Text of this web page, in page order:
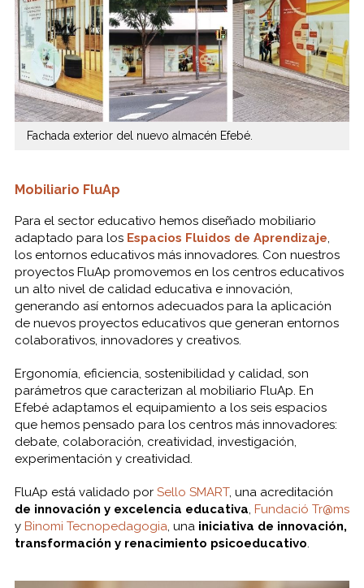
Fachada exterior del nuevo almacén Efebé.
Mobiliario FluAp
Para el sector educativo hemos diseñado mobiliario
adaptado para los Espacios Fluidos de Aprendizaje,
los entornos educativos más innovadores. Con nuestros
proyectos FluAp promovemos en los centros educativos
un alto nivel de calidad educativa e innovación,
generando así entornos adecuados para la aplicación
de nuevos proyectos educativos que generan entornos
colaborativos, innovadores y creativos.
Ergonomía, eficiencia, sostenibilidad y calidad, son
parámetros que caracterizan al mobiliario FluAp. En
Efebé adaptamos el equipamiento a los seis espacios
que hemos pensado para los centros más innovadores:
debate, colaboración, creatividad, investigación,
experimentación y creatividad.
FluAp está validado por Sello SMART, una acreditación
de innovación y excelencia educativa, Fundació Tr@ms
y Binomi Tecnopedagogia, una iniciativa de innovación,
transformación y renacimiento psicoeducativo.